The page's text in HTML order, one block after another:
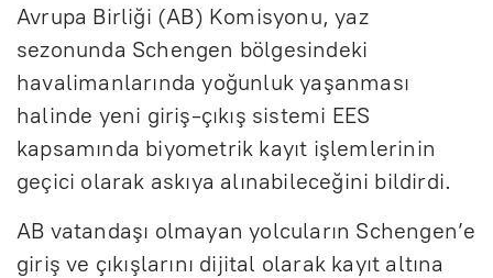
Avrupa Birliği (AB) Komisyonu, yaz
sezonunda Schengen bölgesindeki
havalimanlarında yoğunluk yaşanması
halinde yeni giriş-çıkış sistemi EES
kapsamında biyometrik kayıt işlemlerinin
geçici olarak askıya alınabileceğini bildirdi.
AB vatandaşı olmayan yolcuların Schengen’e
giriş ve çıkışlarını dijital olarak kayıt altına